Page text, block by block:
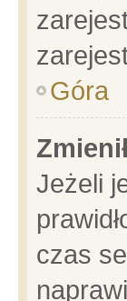
Góra
Jeżeli
czas